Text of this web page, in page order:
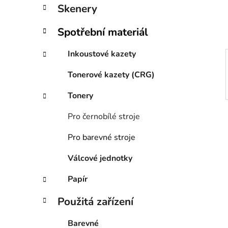
a
e
Skenery
Spotřební materiál
Inkoustové kazety
Tonerové kazety (CRG)
Tonery
Pro černobílé stroje
Pro barevné stroje
Válcové jednotky
Papír
Použitá zařízení
Barevné